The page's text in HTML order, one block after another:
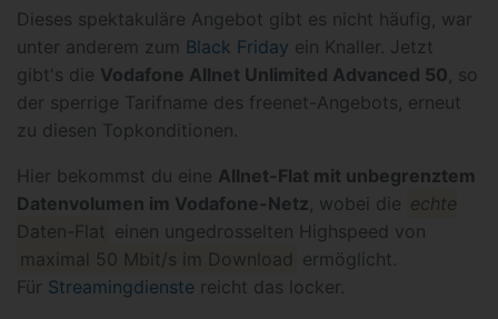
Dieses spektakuläre Angebot gibt es nicht häufig, war
unter anderem zum Black Friday ein Knaller. Jetzt
gibt's die Vodafone Allnet Unlimited Advanced 50, so
der sperrige Tarifname des freenet-Angebots, erneut
zu diesen Topkonditionen.
Hier bekommst du eine Allnet-Flat mit unbegrenztem
Datenvolumen im Vodafone-Netz, wobei die echte
Daten-Flat einen ungedrosselten Highspeed von
maximal 50 Mbit/s im Download ermöglicht.
Für Streamingdienste reicht das locker.